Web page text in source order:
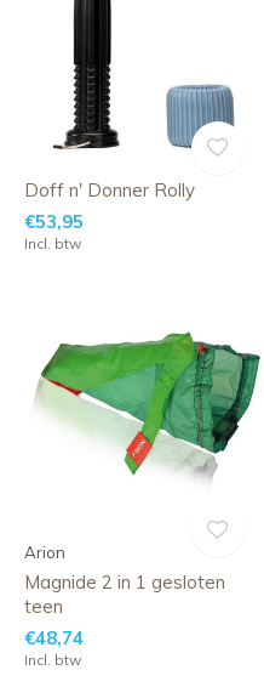
Doff n' Donner Rolly
€53,95
Incl. btw
Arion
Magnide 2 in 1 gesloten
teen
€48,74
Incl. btw